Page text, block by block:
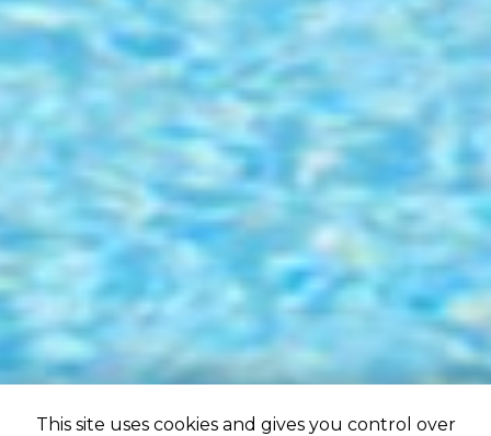
This site uses cookies and gives you control over